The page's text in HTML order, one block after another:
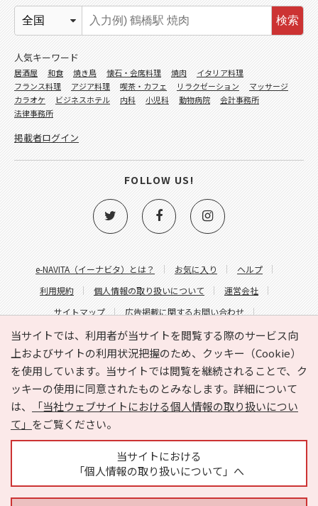
当サイトでは、利用者が当サイトを閲覧する際のサービス向
上およびサイトの利用状況把握のため、クッキー（Cookie）
を使用しています。当サイトでは閲覧を継続されることで、ク
ッキーの使用に同意されたものとみなします。詳細について
は、
「当社ウェブサイトにおける個人情報の取り扱いについ
て」 をご覧ください。
当サイトにおける
「個人情報の取り扱いについて」へ
e-NAVITA（イーナビタ）とは？ お気に入り
ヘルプ
利用規約
個人情報の取り扱いについて
運営会社
サイトマップ
広告掲載に関するお問い合わせ
サイトの内容に関するお問い合わせ
検索
人気キーワード
居酒屋 和食 焼き鳥 懐石・会席料理 焼肉
イタリア料理
フランス料理
アジア料理 喫茶・カフェ リラクゼーション
マッサージ
カラオケ
ビジネスホテル 内科 小児科 動物病院
会計事務所
法律事務所
掲載者ログイン
FOLLOW US!
Copyright © HYOJITO.Co.,Ltd. All Rights Reserved.